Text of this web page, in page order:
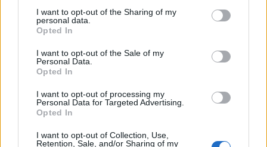
not limited to your visit or usage behaviour. You may click to
grant or deny consent to Google and its third-party tags to
use your data for below specified purposes in below Google
consent section.
I want to opt-out of the Sharing of my
personal data.
Opted In
I want to opt-out of the Sale of my
Personal Data.
Opted In
I want to opt-out of processing my
Personal Data for Targeted Advertising.
Opted In
I want to opt-out of Collection, Use,
Retention, Sale, and/or Sharing of my
Látványos építési szakasz indult be a Flórián téri
felüljárón
A tartós nyári hőség jelentős kihívás elé állítja a KM Építőt,
ennek ellenére folyamatosan halad az aszfaltozás.
mérföldköve a felülvizsgálat
árnyékában?
Elkészült a Liszt Ferenc repülőtér